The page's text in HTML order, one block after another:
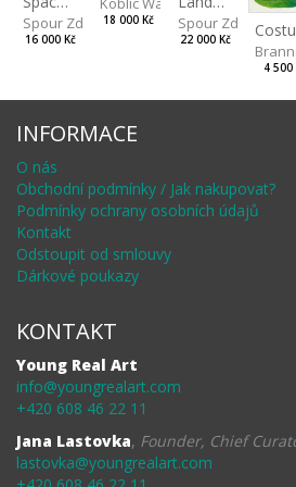
Spour Zdeněk
16 000 Kč
18 000 Kč Spour Zdeněk
22 000 Kč
4 500
INFORMACE
O nás
Obchodní podmínky / Jak nakupovat?
Podmínky ochrany osobních údajů
Kontakt
Odstoupit od smlouvy
Dárkové poukazy
KONTAKT
Young Real Art
info@youngrealart.com
+420 608 46 22 11
Jana Lastovka, Founder, Chief
lastovka@youngrealart.com